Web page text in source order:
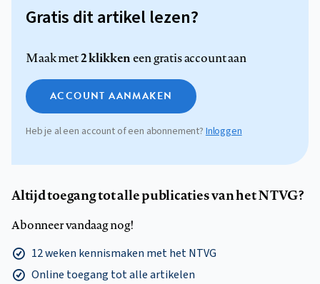
Gratis dit artikel lezen?
Maak met2 klikkeneen gratis account aan
ACCOUNT AANMAKEN
Heb je al een account of een abonnement?Inloggen
Altijd toegang tot alle publicaties van het NTVG?
Abonneer vandaag nog!
12 weken kennismaken met het NTVG
Online toegang tot alle artikelen